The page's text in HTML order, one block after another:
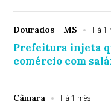
Dourados - MS Há 1
Prefeitura injeta
comércio com
Câmara Há 1 mês